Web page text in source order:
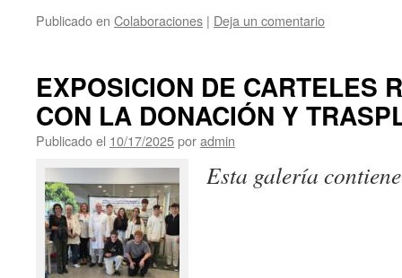
Publicado en Colaboraciones | Deja un comentario
EXPOSICION DE CARTELES
CON LA DONACIÓN Y
Publicado el 10/17/2025poradmin
Esta galería